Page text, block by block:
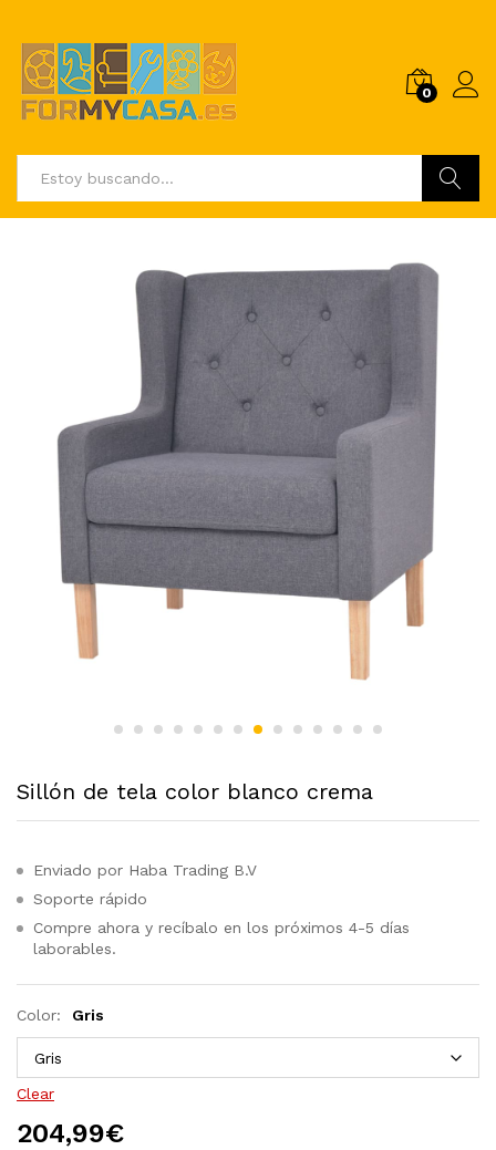
0
Sillón de tela color blanco crema
Enviado por Haba Trading B.V
Soporte rápido
Compre ahora y recíbalo en los próximos 4-5 días
laborables.
Color: Gris
Clear
204,99€